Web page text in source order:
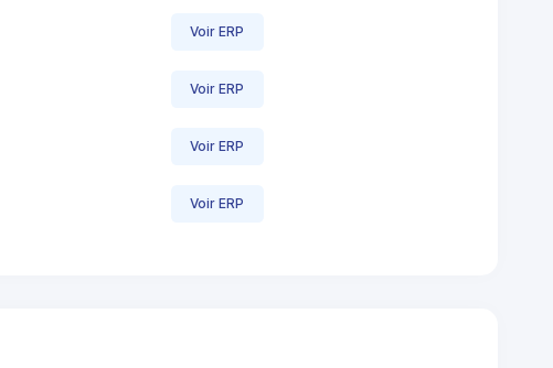
Voir ERP
Voir ERP
Voir ERP
Voir ERP